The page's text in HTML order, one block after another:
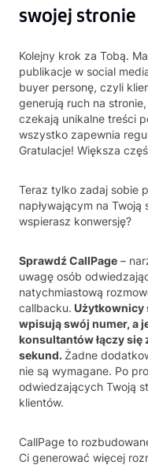
swojej stronie
Kolejny krok za Tobą.
publikacje w social
buyer personę, czyli
generują ruch na
czekają unikalne treści
wszystko zapewnia
Gratulacje! Większa
Teraz tylko zadaj sobie
napływającym na Twoją
wspierasz konwersję?
Sprawdź CallPage –
uwagę osób
natychmiastową
callbacku. Użytkownicy
wpisują swój numer, a
konsultantów łączy
sekund.Żadne
nie są wymagane. Po
odwiedzających Twoją
klientów.
CallPage to
Ci generować więcej